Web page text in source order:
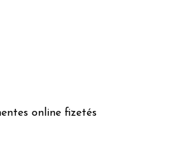
online fizetés